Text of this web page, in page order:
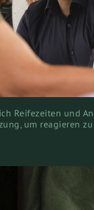
Reifezeiten und
um reagieren